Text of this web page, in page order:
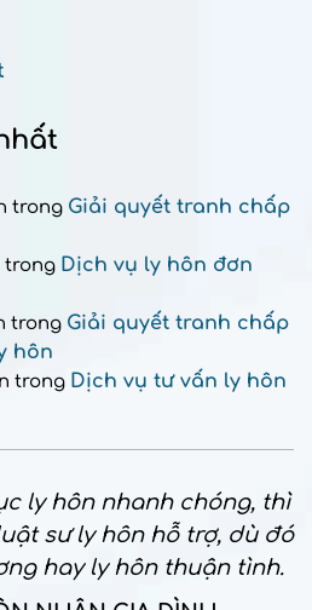
trong Giải quyết tranh chấp
trong Dịch vụ ly hôn đơn
trong Giải quyết tranh chấp
hôn
trong Dịch vụ tư vấn ly hôn
ly hôn nhanh chóng, thì
sư ly hôn hỗ trợ, dù đó
hay ly hôn thuận tình.